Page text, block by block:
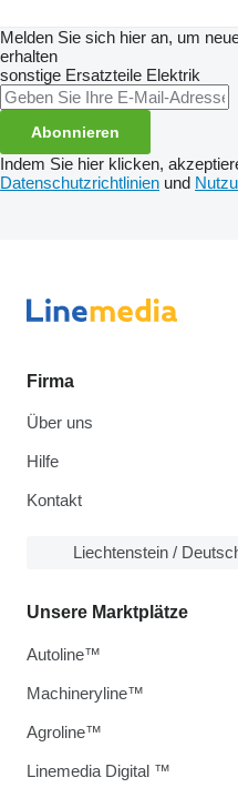
Melden Sie sich hier an, um
erhalten
sonstige Ersatzteile Elektrik
Abonnieren
Indem Sie hier klicken,
Datenschutzrichtlinien und
Firma
Über uns
Hilfe
Kontakt
Liechtenstein /
Unsere Marktplätze
Autoline™
Machineryline™
Agroline™
Linemedia Digital ™